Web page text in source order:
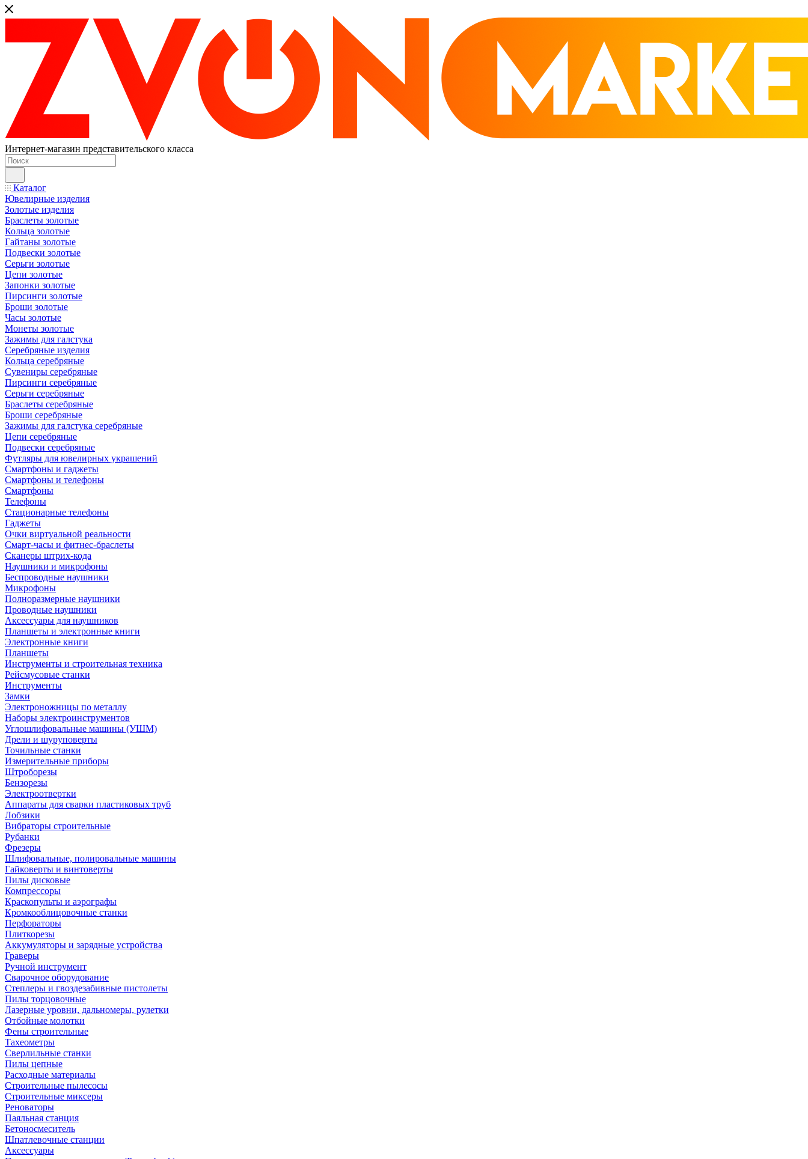
Интернет-магазин представительского класса
Каталог
Ювелирные изделия
Золотые изделия
Браслеты золотые
Кольца золотые
Гайтаны золотые
Подвески золотые
Серьги золотые
Цепи золотые
Запонки золотые
Пирсинги золотые
Броши золотые
Часы золотые
Монеты золотые
Зажимы для галстука
Серебряные изделия
Кольца серебряные
Сувениры серебряные
Пирсинги серебряные
Серьги серебряные
Браслеты серебряные
Броши серебряные
Зажимы для галстука серебряные
Цепи серебряные
Подвески серебряные
Футляры для ювелирных украшений
Смартфоны и гаджеты
Смартфоны и телефоны
Смартфоны
Телефоны
Стационарные телефоны
Гаджеты
Очки виртуальной реальности
Смарт-часы и фитнес-браслеты
Сканеры штрих-кода
Наушники и микрофоны
Беспроводные наушники
Микрофоны
Полноразмерные наушники
Проводные наушники
Аксессуары для наушников
Планшеты и электронные книги
Электронные книги
Планшеты
Инструменты и строительная техника
Рейсмусовые станки
Инструменты
Замки
Электроножницы по металлу
Наборы электроинструментов
Углошлифовальные машины (УШМ)
Дрели и шуруповерты
Точильные станки
Измерительные приборы
Штроборезы
Бензорезы
Электроотвертки
Аппараты для сварки пластиковых труб
Лобзики
Вибраторы строительные
Рубанки
Фрезеры
Шлифовальные, полировальные машины
Гайковерты и винтоверты
Пилы дисковые
Компрессоры
Краскопульты и аэрографы
Кромкооблицовочные станки
Перфораторы
Плиткорезы
Аккумуляторы и зарядные устройства
Граверы
Ручной инструмент
Сварочное оборудование
Степлеры и гвоздезабивные пистолеты
Пилы торцовочные
Лазерные уровни, дальномеры, рулетки
Отбойные молотки
Фены строительные
Тахеометры
Сверлильные станки
Пилы цепные
Расходные материалы
Строительные пылесосы
Строительные миксеры
Реноваторы
Паяльная станция
Бетоносмеситель
Шпатлевочные станции
Аксессуары